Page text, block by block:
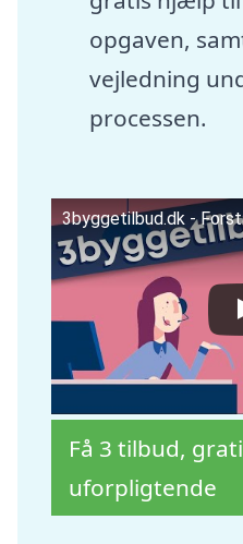
opgaven,
vejledning
processen.
3byggetilbud.dk -
Få 3 tilbud,
uforpligtende